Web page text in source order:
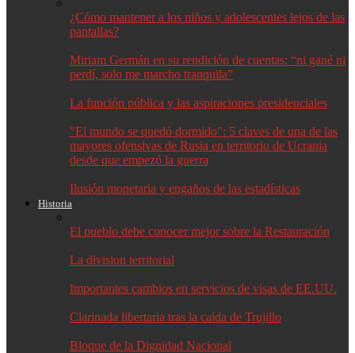
¿Cómo mantener a los niños y adolescentes lejos de las
pantallas?
Miriam Germán en su rendición de cuentas: “ni gané ni
perdí, solo me marcho tranquila”
La función pública y las aspiraciones presidenciales
"El mundo se quedó dormido": 5 claves de una de las
mayores ofensivas de Rusia en territorio de Ucrania
desde que empezó la guerra
Ilusión monetaria y engaños de las estadísticas
Historia
El pueblo debe conocer mejor sobre la Restauración
La division territorial
Importantes cambios en servicios de visas de EE.UU.
Clarinada libertaria tras la caída de Trujillo
Bloque de la Dignidad Nacional